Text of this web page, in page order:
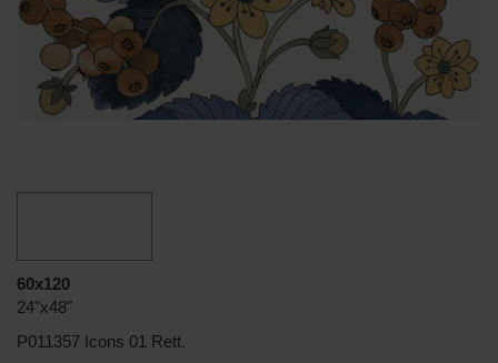
60x120
24"x48"
P011357 Icons 01 Rett.